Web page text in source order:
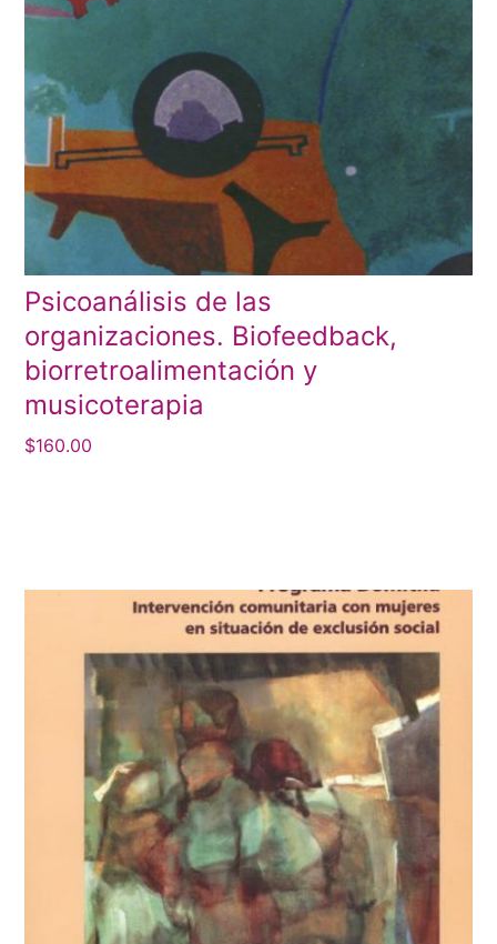
Psicoanálisis de las
organizaciones. Biofeedback,
biorretroalimentación y
musicoterapia
$160.00